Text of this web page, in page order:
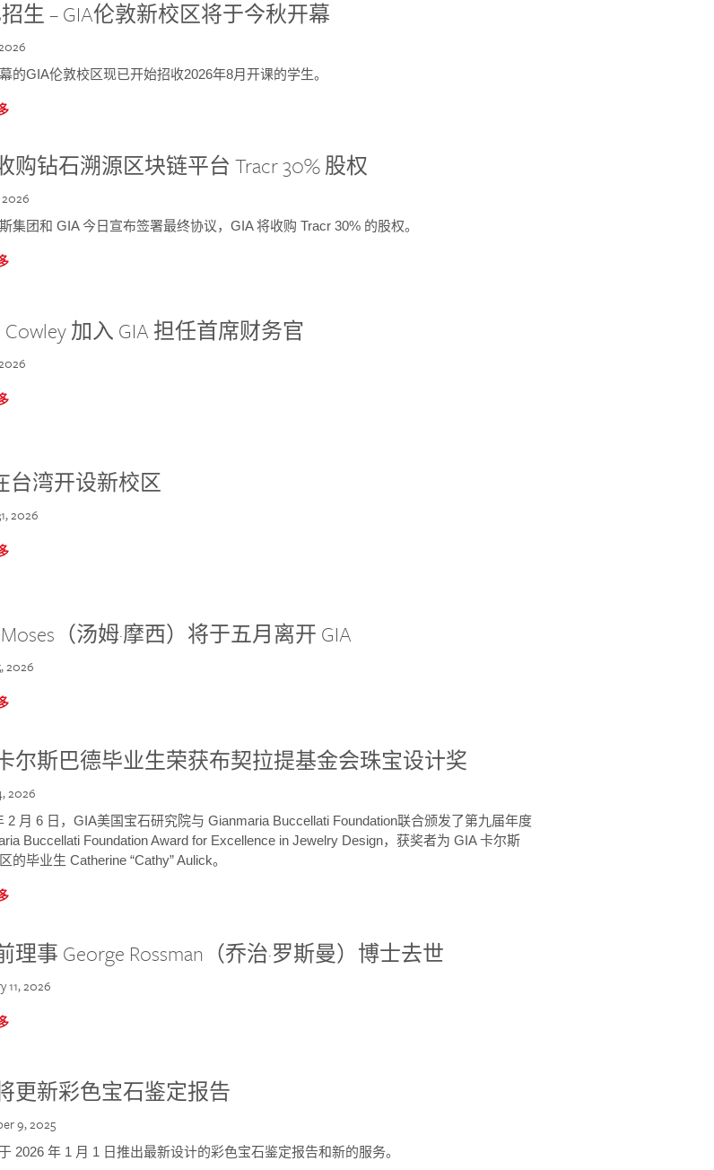
生 – GIA伦敦新校区将于今秋开幕
的GIA伦敦校区现已开始招收2026年8月开课的学生。
购钻石溯源区块链平台 Tracr 30% 股权
集团和 GIA 今日宣布签署最终协议，GIA 将收购 Tracr 30% 的股权。
Cowley 加入 GIA 担任首席财务官
台湾开设新校区
2026
（汤姆·摩西）将于五月离开 GIA
2026
尔斯巴德毕业生荣获布契拉提基金会珠宝设计奖
2026
2 月 6 日，GIA美国宝石研究院与 Gianmaria Buccellati Foundation联合颁发了第九届年度
Buccellati Foundation Award for Excellence in Jewelry Design，获奖者为 GIA 卡尔斯
的毕业生 Catherine “Cathy” Aulick。
理事 George Rossman（乔治·罗斯曼）博士去世
11, 2026
更新彩色宝石鉴定报告
9, 2025
2026 年 1 月 1 日推出最新设计的彩色宝石鉴定报告和新的服务。